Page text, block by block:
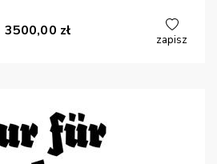
3500,00 zł
zapisz